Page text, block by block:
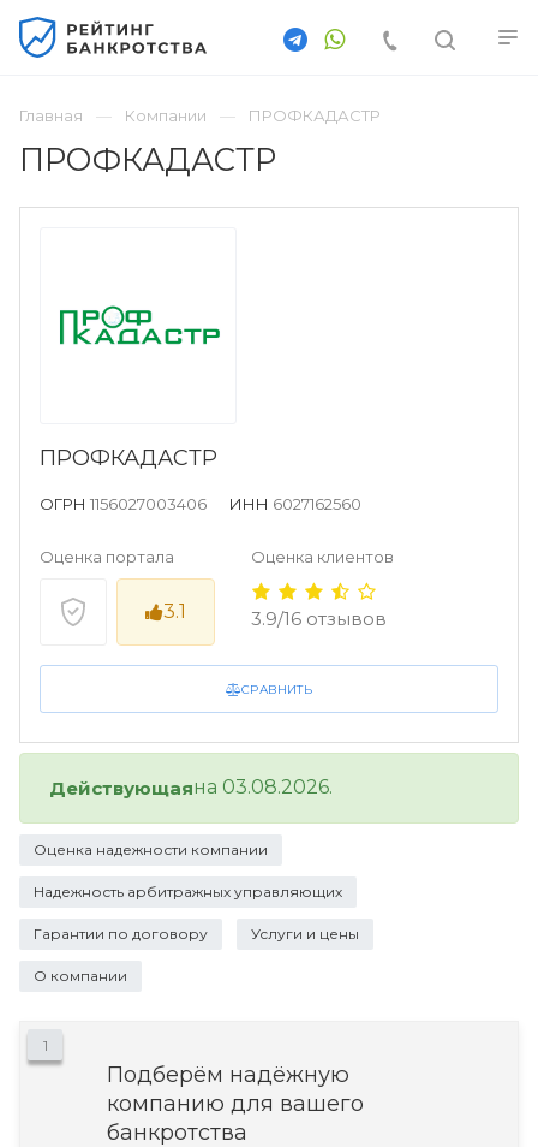
Главная Компании ПРОФКАДАСТР
ПРОФКАДАСТР
СРАВНИТЬ
ПРОФКАДАСТР
ОГРН 1156027003406 ИНН 6027162560
Оценка портала
3.1
Оценка клиентов
3.9/16 отзывов
Действующаяна 03.08.2026.
Оценка надежности компании
Надежность арбитражных управляющих
Гарантии по договору Услуги и цены
О компании
1
Подберём надёжную
компанию для вашего
банкротства